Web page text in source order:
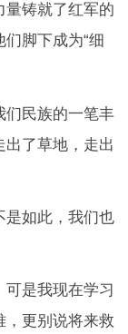
量铸就了红军的
脚下成为“细
们民族的一笔丰
出了草地，走出
是如此，我们也
是我现在学习
，更别说将来救